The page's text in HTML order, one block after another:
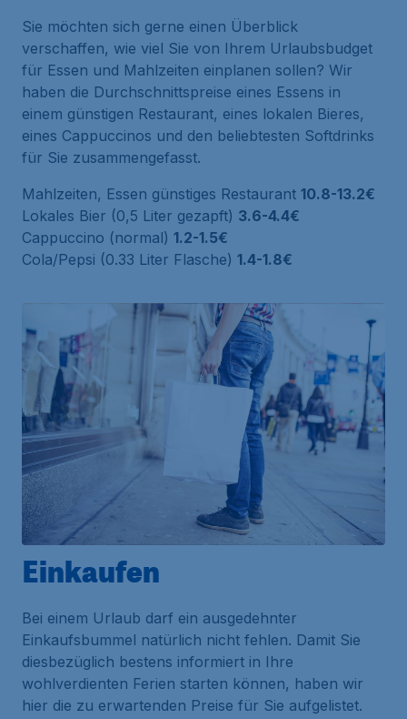
Sie möchten sich gerne einen Überblick
verschaffen, wie viel Sie von Ihrem Urlaubsbudget
für Essen und Mahlzeiten einplanen sollen? Wir
haben die Durchschnittspreise eines Essens in
einem günstigen Restaurant, eines lokalen Bieres,
eines Cappuccinos und den beliebtesten Softdrinks
für Sie zusammengefasst.
Mahlzeiten, Essen günstiges Restaurant 10.8-13.2€
Lokales Bier (0,5 Liter gezapft) 3.6-4.4€
Cappuccino (normal) 1.2-1.5€
Cola/Pepsi (0.33 Liter Flasche) 1.4-1.8€
Einkaufen
Bei einem Urlaub darf ein ausgedehnter
Einkaufsbummel natürlich nicht fehlen. Damit Sie
diesbezüglich bestens informiert in Ihre
wohlverdienten Ferien starten können, haben wir
hier die zu erwartenden Preise für Sie aufgelistet.